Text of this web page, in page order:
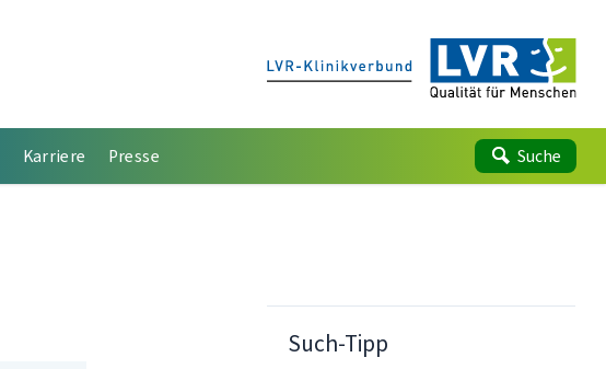
Karriere Presse Suche
Such-Tipp